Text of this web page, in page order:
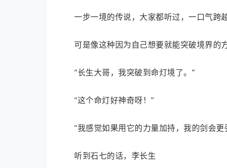
一步一境的传说，大家都听过，一口气跨
可是像这种因为自己想要就能突破境界的
“长生大哥，我突破到命灯境了。”
“这个命灯好神奇呀！”
“我感觉如果用它的力量加持，我的剑会更
听到石七的话，李长生